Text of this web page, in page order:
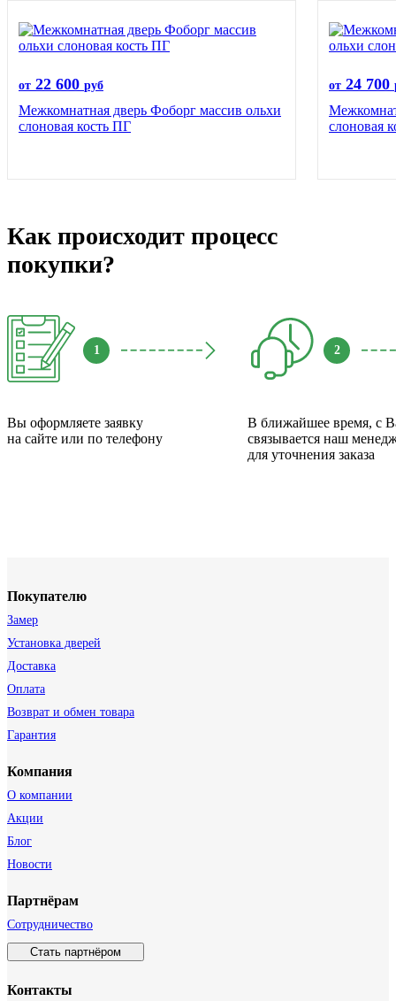
от 22 600 руб
Межкомнатная дверь Фоборг массив ольхи
слоновая кость ПГ
от 24 700
слоновая
Как происходит процесс
покупки?
1
Вы оформляете заявку
на сайте или по телефону
2
В ближайшее время, с
связывается наш
для уточнения заказа
Покупателю
Замер
Установка дверей
Доставка
Оплата
Возврат и обмен товара
Гарантия
Компания
О компании
Акции
Блог
Новости
Партнёрам
Сотрудничество
Стать партнёром
Контакты